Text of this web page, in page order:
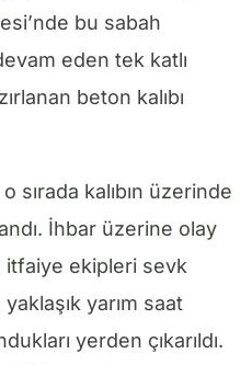
bu sabah
eden tek katlı
beton kalıbı
sırada kalıbın üzerinde
İhbar üzerine olay
itfaiye ekipleri sevk
yarım saat
yerden çıkarıldı.